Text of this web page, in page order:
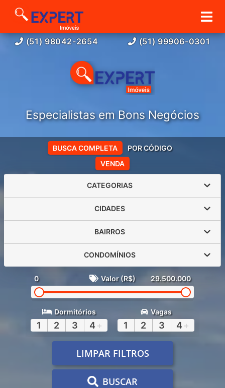
(51) 98042-2654 (51) 99906-0301
Especialistas em Bons Negócios
VENDA
BUSCA COMPLETA POR CÓDIGO
CATEGORIAS
CIDADES
BAIRROS
CONDOMÍNIOS
0 Valor (R$) 29.500.000
Dormitórios
1 2 3 4 +
Vagas
1 2 3 4 +
LIMPAR FILTROS
BUSCAR